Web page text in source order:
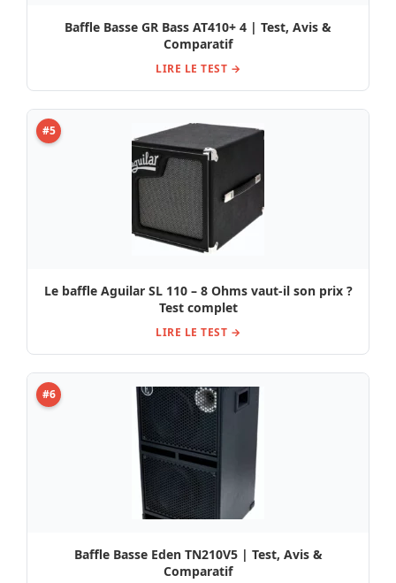
Baffle Basse GR Bass AT410+ 4 | Test, Avis &
Comparatif
LIRE LE TEST →
#5
Le baffle Aguilar SL 110 – 8 Ohms vaut-il son prix ?
Test complet
LIRE LE TEST →
#6
Baffle Basse Eden TN210V5 | Test, Avis &
Comparatif